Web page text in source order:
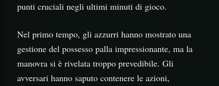
punti cruciali negli ultimi minuti di gioco.
Nel primo tempo, gli azzurri hanno mostrato una
gestione del possesso palla impressionante, ma la
manovra si è rivelata troppo prevedibile. Gli
avversari hanno saputo contenere le azioni,